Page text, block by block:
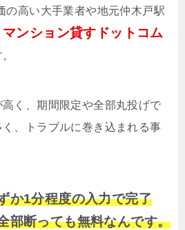
の高い大手業者や地元仲木戸駅
マンション貸すドットコム
く、期間限定や全部丸投げで
、トラブルに巻き込まれる事
か1分程度の入力で完了
部断っても無料なんです。